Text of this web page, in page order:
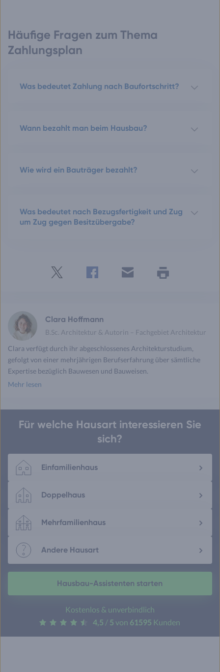
Häufige Fragen zum Thema
Zahlungsplan
Was bedeutet Zahlung nach Baufortschritt?
Wann bezahlt man beim Hausbau?
Wie wird ein Bauträger bezahlt?
Was bedeutet nach Bezugsfertigkeit und Zug
um Zug gegen Besitzübergabe?
Clara Hoffmann
B.Sc. Architektur & Autorin – Fachgebiet Architektur
Clara verfügt durch ihr abgeschlossenes Architekturstudium,
gefolgt von einer mehrjährigen Berufserfahrung über sämtliche
Expertise bezüglich Bauwesen und Bauweisen.
Mehr lesen
Für welche Hausart interessieren Sie
sich?
Einfamilienhaus
Doppelhaus
Mehrfamilienhaus
Andere Hausart
Hausbau-Assistenten starten
Kostenlos & unverbindlich
4,5 / 5 von 61595 Kunden